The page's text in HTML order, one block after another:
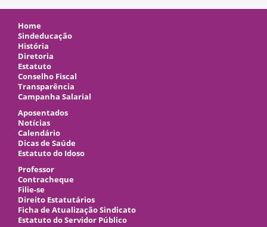
Home
Sindeducação
História
Diretoria
Estatuto
Conselho Fiscal
Transparência
Campanha Salarial
Aposentados
Notícias
Calendário
Dicas de Saúde
Estatuto do Idoso
Professor
Contracheque
Filie-se
Direito Estatutários
Ficha de Atualização Sindicato
Estatuto do Servidor Público